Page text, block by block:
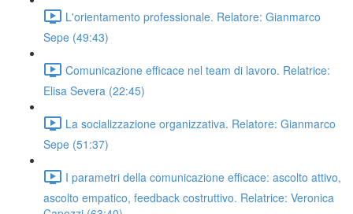
L'orientamento professionale. Relatore: Gianmarco
Sepe (49:43)
Comunicazione efficace nel team di lavoro. Relatrice:
Elisa Severa (22:45)
La socializzazione organizzativa. Relatore: Gianmarco
Sepe (51:37)
I parametri della comunicazione efficace: ascolto attivo,
ascolto empatico, feedback costruttivo. Relatrice: Veronica